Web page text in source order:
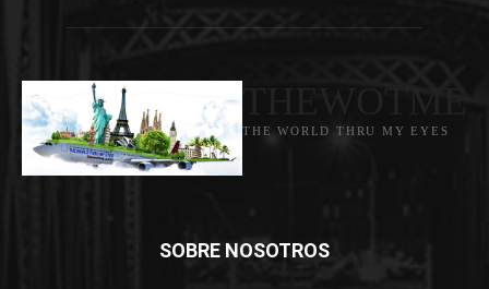
THE WORLD THRU MY EYES
SOBRE NOSOTROS